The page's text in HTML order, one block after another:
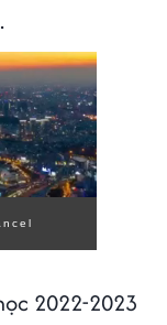
2022-2023